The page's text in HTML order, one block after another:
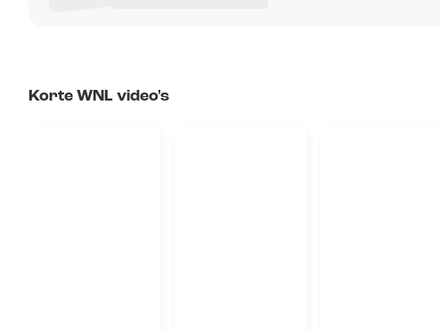
Korte WNL video's